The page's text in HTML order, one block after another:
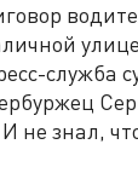
служба
не знал,